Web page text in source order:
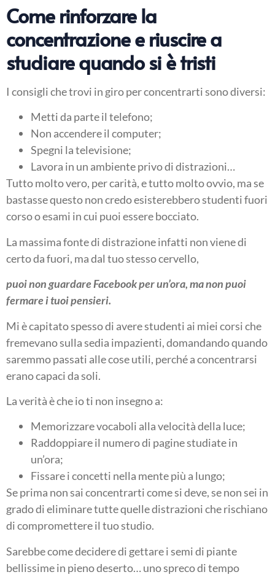
Come rinforzare la
concentrazione e riuscire a
studiare quando si è tristi
I consigli che trovi in giro per concentrarti sono diversi:
Metti da parte il telefono;
Non accendere il computer;
Spegni la televisione;
Lavora in un ambiente privo di distrazioni…
Tutto molto vero, per carità, e tutto molto ovvio, ma se
bastasse questo non credo esisterebbero studenti fuori
corso o esami in cui puoi essere bocciato.
La massima fonte di distrazione infatti non viene di
certo da fuori, ma dal tuo stesso cervello,
puoi non guardare Facebook per un’ora, ma non puoi
fermare i tuoi pensieri.
Mi è capitato spesso di avere studenti ai miei corsi che
fremevano sulla sedia impazienti, domandando quando
saremmo passati alle cose utili, perché a concentrarsi
erano capaci da soli.
La verità è che io ti non insegno a:
Memorizzare vocaboli alla velocità della luce;
Raddoppiare il numero di pagine studiate in
un’ora;
Fissare i concetti nella mente più a lungo;
Se prima non sai concentrarti come si deve, se non sei in
grado di eliminare tutte quelle distrazioni che rischiano
di compromettere il tuo studio.
Sarebbe come decidere di gettare i semi di piante
bellissime in pieno deserto… uno spreco di tempo